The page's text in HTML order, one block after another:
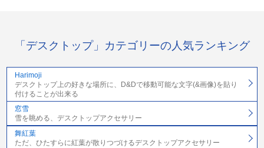
「デスクトップ」カテゴリーの人気ランキング
Harimoji
デスクトップ上の好きな場所に、D&Dで移動可能な文字(&画像)を貼り
付けることが出来る
窓雪
雪を眺める、デスクトップアクセサリー
舞紅葉
ただ、ひたすらに紅葉が散りつづけるデスクトップアクセサリー